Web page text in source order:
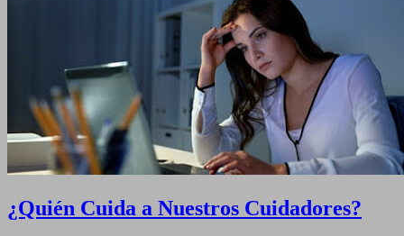
¿Quién Cuida a Nuestros Cuidadores?